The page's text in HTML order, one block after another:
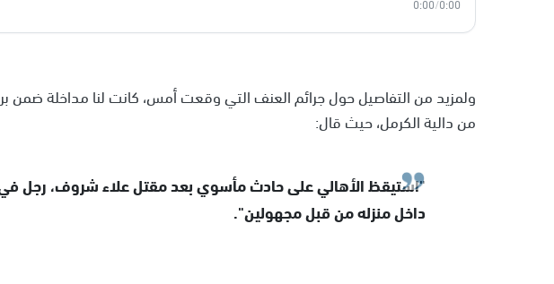
ولمزيد من التفاصيل حول جرائم العنف التي وقعت أمس، كانت لنا مداخلة ضمن
من دالية الكرمل، حيث قال:
"استيقظ الأهالي على حادث مأسوي بعد مقتل علاء شروف، رجل في
داخل منزله من قبل مجهولين".